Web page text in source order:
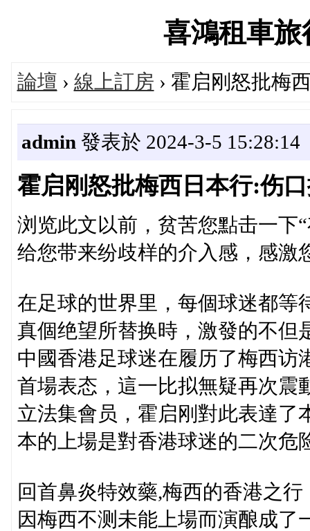
喜鴻租車
論壇 › 線上訂房 › 霍启刚怒批梅
admin 發表於 2024-3-5 15:28:14
霍启刚怒批梅西日本行:伤
浏览此文以前，贫苦您點击一下
给您带来纷歧样的介入感，感激
在足球的世界里，每個球迷都等
真個绝望所替换時，激發的不但
中國香港足球迷在履历了梅西访
首場表态，這一比拟無疑再次震
立法集會员，霍启刚對此表達了
本的上場是對香港球迷的二次危
回首鼻炎特效藥,梅西的香港之
因梅西不测未能上場而演酿成了